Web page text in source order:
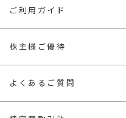
ご利用ガイド
株主様ご優待
よくあるご質問